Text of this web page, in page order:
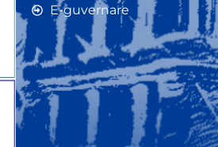
E-guvernare